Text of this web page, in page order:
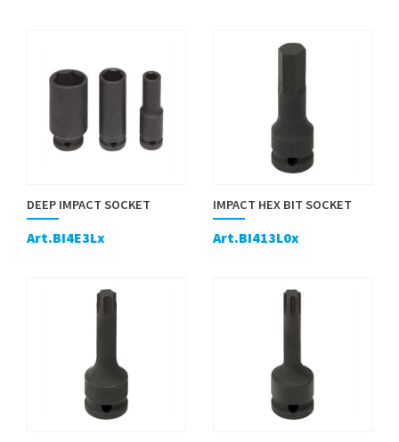
DEEP IMPACT SOCKET
Art.BI4E3Lx
IMPACT HEX BIT SOCKET
Art.BI413L0x